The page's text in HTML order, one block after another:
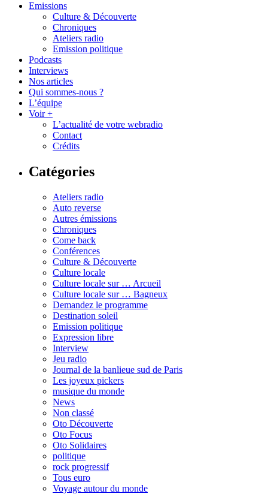
Emissions
Culture & Découverte
Chroniques
Ateliers radio
Emission politique
Podcasts
Interviews
Nos articles
Qui sommes-nous ?
L’équipe
Voir +
L’actualité de votre webradio
Contact
Crédits
Catégories
Ateliers radio
Auto reverse
Autres émissions
Chroniques
Come back
Conférences
Culture & Découverte
Culture locale
Culture locale sur … Arcueil
Culture locale sur … Bagneux
Demandez le programme
Destination soleil
Emission politique
Expression libre
Interview
Jeu radio
Journal de la banlieue sud de Paris
Les joyeux pickers
musique du monde
News
Non classé
Oto Découverte
Oto Focus
Oto Solidaires
politique
rock progressif
Tous euro
Voyage autour du monde